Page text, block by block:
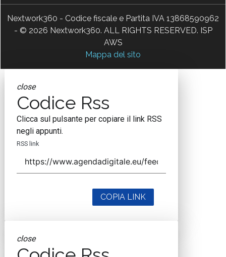
Nextwork360 - Codice fiscale e Partita IVA 13868590962
- © 2026 Nextwork360. ALL RIGHTS RESERVED. ISP
AWS
Mappa del sito
close
Codice Rss
Clicca sul pulsante per copiare il link RSS
negli appunti.
RSS link
COPIA LINK
close